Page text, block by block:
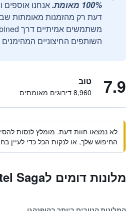
100% מאומת.
אנחנו אוספים
דעת רק מהזמנות מאומתות
השותפים החיצוניים המהימנים
7.9 טוב
8,960 דירוגים מאומתים
לא נמצאו חוות דעת. מומלץ לנסות
החיפוש שלך, או לנקות הכל כדי לעיין
מלונות דומים לGo Hotel Saga